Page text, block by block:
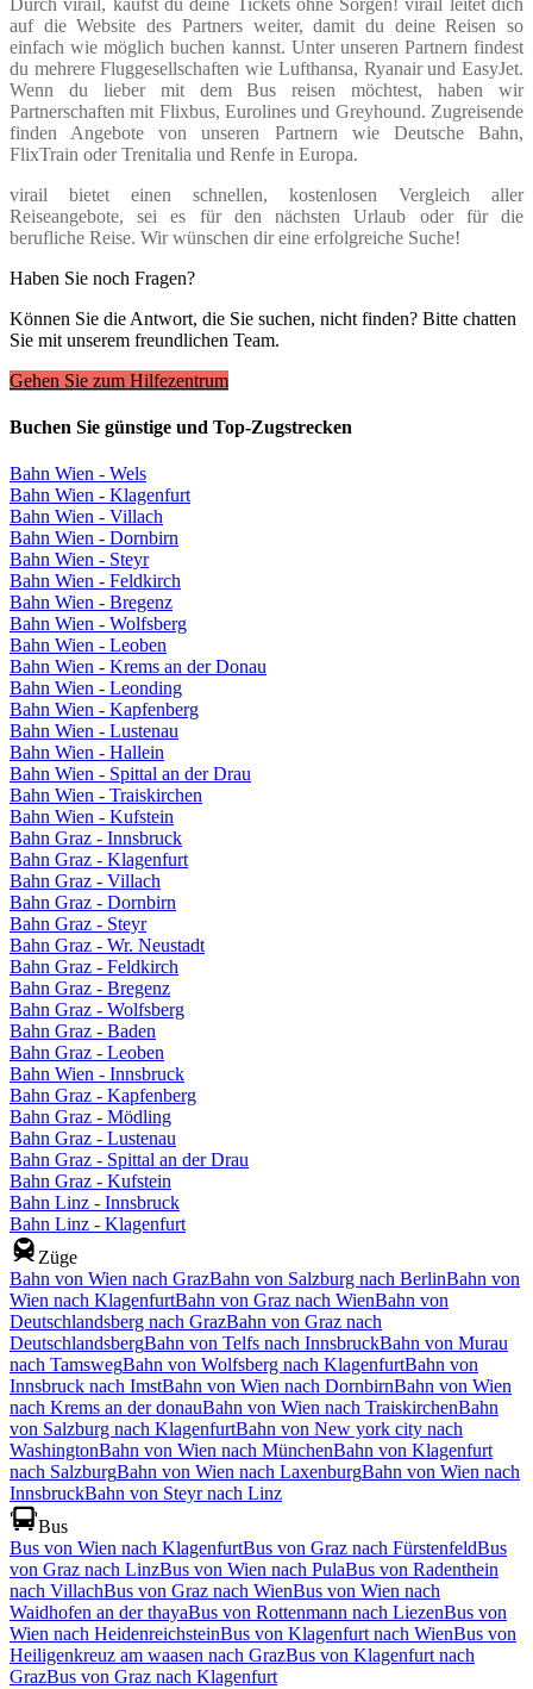
auf die Website des Partners weiter, damit du deine Reisen so
einfach wie möglich buchen kannst. Unter unseren Partnern findest
du mehrere Fluggesellschaften wie Lufthansa, Ryanair und EasyJet.
Wenn du lieber mit dem Bus reisen möchtest, haben wir
Partnerschaften mit Flixbus, Eurolines und Greyhound. Zugreisende
finden Angebote von unseren Partnern wie Deutsche Bahn,
FlixTrain oder Trenitalia und Renfe in Europa.
virail bietet einen schnellen, kostenlosen Vergleich aller
Reiseangebote, sei es für den nächsten Urlaub oder für die
berufliche Reise. Wir wünschen dir eine erfolgreiche Suche!
Haben Sie noch Fragen?
Können Sie die Antwort, die Sie suchen, nicht finden? Bitte chatten
Sie mit unserem freundlichen Team.
Gehen Sie zum Hilfezentrum
Buchen Sie günstige und Top-Zugstrecken
Bahn Wien - Wels
Bahn Wien - Klagenfurt
Bahn Wien - Villach
Bahn Wien - Dornbirn
Bahn Wien - Steyr
Bahn Wien - Feldkirch
Bahn Wien - Bregenz
Bahn Wien - Wolfsberg
Bahn Wien - Leoben
Bahn Wien - Krems an der Donau
Bahn Wien - Leonding
Bahn Wien - Kapfenberg
Bahn Wien - Lustenau
Bahn Wien - Hallein
Bahn Wien - Spittal an der Drau
Bahn Wien - Traiskirchen
Bahn Wien - Kufstein
Bahn Graz - Innsbruck
Bahn Graz - Klagenfurt
Bahn Graz - Villach
Bahn Graz - Dornbirn
Bahn Graz - Steyr
Bahn Graz - Wr. Neustadt
Bahn Graz - Feldkirch
Bahn Graz - Bregenz
Bahn Graz - Wolfsberg
Bahn Graz - Baden
Bahn Graz - Leoben
Bahn Wien - Innsbruck
Bahn Graz - Kapfenberg
Bahn Graz - Mödling
Bahn Graz - Lustenau
Bahn Graz - Spittal an der Drau
Bahn Graz - Kufstein
Bahn Linz - Innsbruck
Bahn Linz - Klagenfurt
Züge
Bahn von Wien nach GrazBahn von Salzburg nach BerlinBahn von
Wien nach KlagenfurtBahn von Graz nach WienBahn von
Deutschlandsberg nach GrazBahn von Graz nach
DeutschlandsbergBahn von Telfs nach InnsbruckBahn von Murau
nach TamswegBahn von Wolfsberg nach KlagenfurtBahn von
Innsbruck nach ImstBahn von Wien nach DornbirnBahn von Wien
nach Krems an der donauBahn von Wien nach TraiskirchenBahn
von Salzburg nach KlagenfurtBahn von New york city nach
WashingtonBahn von Wien nach MünchenBahn von Klagenfurt
nach SalzburgBahn von Wien nach LaxenburgBahn von Wien nach
InnsbruckBahn von Steyr nach Linz
Bus
Bus von Wien nach KlagenfurtBus von Graz nach FürstenfeldBus
von Graz nach LinzBus von Wien nach PulaBus von Radenthein
nach VillachBus von Graz nach WienBus von Wien nach
Waidhofen an der thayaBus von Rottenmann nach LiezenBus von
Wien nach HeidenreichsteinBus von Klagenfurt nach WienBus von
Heiligenkreuz am waasen nach GrazBus von Klagenfurt nach
GrazBus von Graz nach Klagenfurt